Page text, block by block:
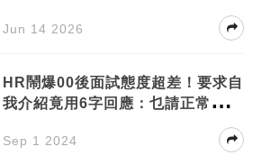
Jun 14 2026
HR鬧爆00後面試態度超差！要求自
我介紹竟用6字回應：乜請正常人咁
Sep 1 2024